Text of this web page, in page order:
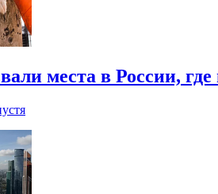
места в России,